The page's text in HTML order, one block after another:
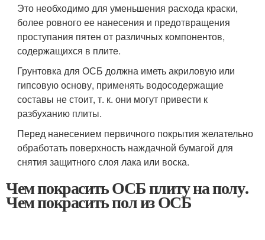
Это необходимо для уменьшения расхода краски,
более ровного ее нанесения и предотвращения
проступания пятен от различных компонентов,
содержащихся в плите.
Грунтовка для ОСБ должна иметь акриловую или
гипсовую основу, применять водосодержащие
составы не стоит, т. к. они могут привести к
разбуханию плиты.
Перед нанесением первичного покрытия желательно
обработать поверхность наждачной бумагой для
снятия защитного слоя лака или воска.
Чем покрасить ОСБ плиту на полу.
Чем покрасить пол из ОСБ